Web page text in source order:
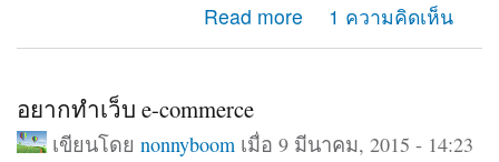
Read more
about จะติดตั้ง Plugin Ubercart กับ Drupal 6 ต้องทำไงบ้าง
คะ
1 ความคิดเห็น
อยากทำเว็บ e-commerce
เขียนโดย nonnyboomเมื่อ 9 มีนาคม, 2015 - 14:23